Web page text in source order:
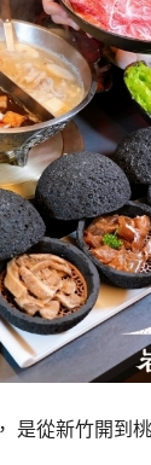
是從新竹開到